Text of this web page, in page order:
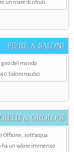
un mare di rifiuti
FIERE & SALONI
giro del mondo
Saloni nautici
& OROLOGI
Officine, sott’acqua
ha un valore immenso